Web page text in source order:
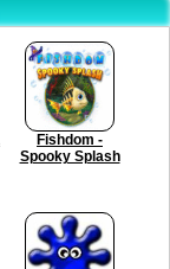
Fishdom -
Spooky Splash